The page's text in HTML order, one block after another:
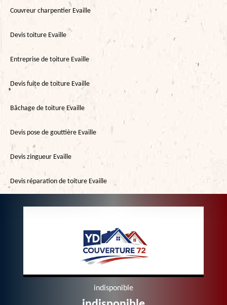
Couvreur charpentier Evaille
Devis toiture Evaille
Entreprise de toiture Evaille
Devis fuite de toiture Evaille
Bâchage de toiture Evaille
Devis pose de gouttière Evaille
Devis zingueur Evaille
Devis réparation de toiture Evaille
indisponible